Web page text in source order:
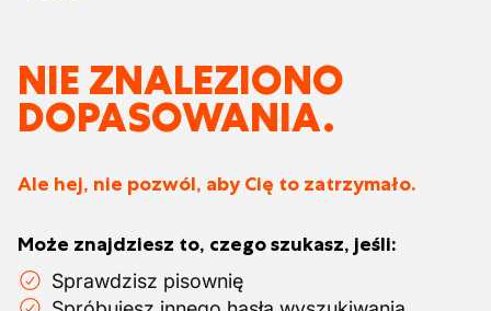
NIE ZNALEZIONO
DOPASOWANIA.
Ale hej, nie pozwól, aby Cię to zatrzymało.
Może znajdziesz to, czego szukasz, jeśli:
Sprawdzisz pisownię